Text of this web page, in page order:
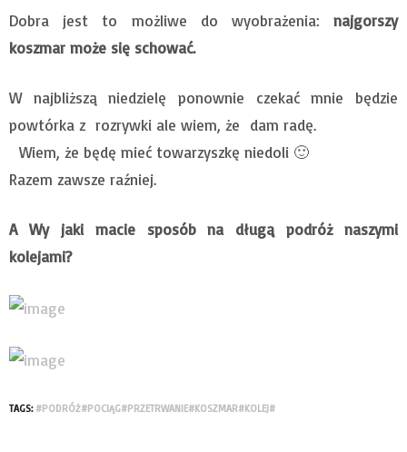
Dobra jest to możliwe do wyobrażenia: najgorszy
koszmar może się schować.
W najbliższą niedzielę ponownie czekać mnie będzie
powtórka z rozrywki ale wiem, że dam radę.
Wiem, że będę mieć towarzyszkę niedoli 🙂
Razem zawsze raźniej.
A Wy jaki macie sposób na długą podróż naszymi
kolejami?
TAGS: #PODRÓŻ#POCIĄG#PRZETRWANIE#KOSZMAR#KOLEJ#